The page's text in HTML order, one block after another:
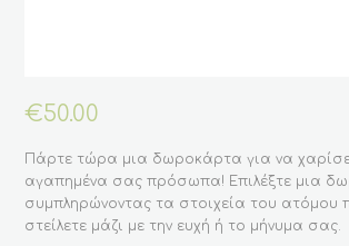
€50.00
Πάρτε τώρα μια δωροκάρτα για να
αγαπημένα σας πρόσωπα! Επιλέξτε μια
συμπληρώνοντας τα στοιχεία του ατόμου
στείλετε μάζι με την ευχή ή το μήνυμα σας.